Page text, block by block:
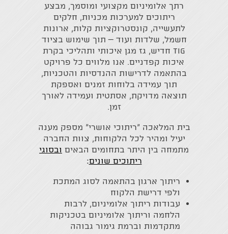
רתך אלומיניום מקצועי ומוסמך, מבצע
ריתוכים למערכות מכניות, חלקים
לתעשייה, קונסטרוקציות קלות, ארונות
חשמל, שלדות ועוד – תוך שימוש בציוד
TIG חדיש, גז מגן איכותי ותהליכי בקרת
איכות קפדניים. אנו מלווים כל פרויקט
בהתאמה לדרישות ההנדסיות והטכניות,
תוך עמידה בלוחות זמנים ואספקת
תוצאה מדויקת, אסתטית ועמידה לאורך
זמן.
בית המלאכה "ריתוכי אושרי" מספק מענה
יעיל ומהיר לכל הלקוחות, צוות החברה
מתמחה בין היתר בתחומים הבאים ובסוגי
ריתוכים שונים:
ריתוך ארגון בהתאמה לסוג המתכת
ולפי דרישת הלקוח
עבודות ריתוך אלומיניום, לרבות
הלחמה וריתוך אלומיניום בטכניקות
מתקדמות וברמת גימור גבוהה